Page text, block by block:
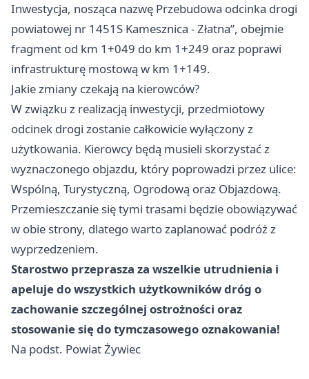
Inwestycja, nosząca nazwę Przebudowa odcinka drogi
powiatowej nr 1451S Kamesznica - Złatna”, obejmie
fragment od km 1+049 do km 1+249 oraz poprawi
infrastrukturę mostową w km 1+149.
Jakie zmiany czekają na kierowców?
W związku z realizacją inwestycji, przedmiotowy
odcinek drogi zostanie całkowicie wyłączony z
użytkowania. Kierowcy będą musieli skorzystać z
wyznaczonego objazdu, który poprowadzi przez ulice:
Wspólną, Turystyczną, Ogrodową oraz Objazdową.
Przemieszczanie się tymi trasami będzie obowiązywać
w obie strony, dlatego warto zaplanować podróż z
wyprzedzeniem.
Starostwo przeprasza za wszelkie utrudnienia i
apeluje do wszystkich użytkowników dróg o
zachowanie szczególnej ostrożności oraz
stosowanie się do tymczasowego oznakowania!
Na podst. Powiat Żywiec